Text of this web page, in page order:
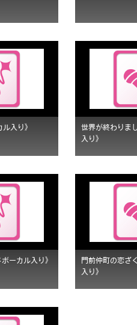
入り》
世界が終わりま
入り》
ーカル入り》
門前仲町の恋ざ
入り》